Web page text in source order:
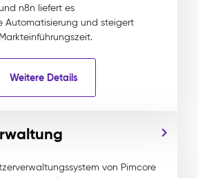
n8n liefert es
Automatisierung und steigert
Weitere Details
von Pimcore